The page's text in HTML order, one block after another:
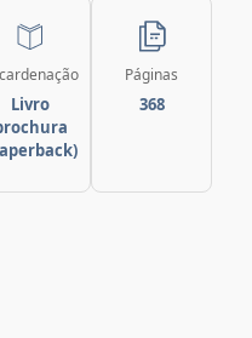
Livro
Páginas
368